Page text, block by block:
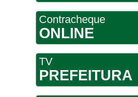
Contracheque
ONLINE
TV
PREFEITURA